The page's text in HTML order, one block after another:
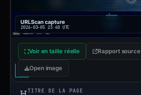
URLScan capture
2026-03-05 23:40 UTC
Voir en taille réelle Rapport source
Open image
TITRE DE LA PAGE